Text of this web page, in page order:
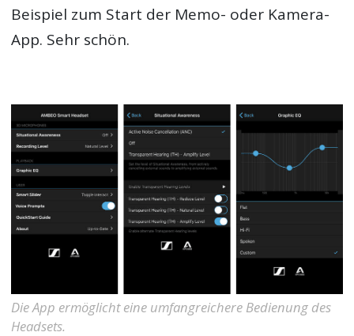
Beispiel zum Start der Memo- oder Kamera-
App. Sehr schön.
Die App ermöglicht eine umfangreichere Bedienung des
Headsets.